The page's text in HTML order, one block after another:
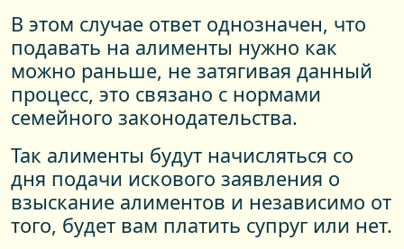
В этом случае ответ однозначен, что
подавать на алименты нужно как
можно раньше, не затягивая данный
процесс, это связано с нормами
семейного законодательства.
Так алименты будут начисляться со
дня подачи искового заявления о
взыскание алиментов и независимо от
того, будет вам платить супруг или нет.